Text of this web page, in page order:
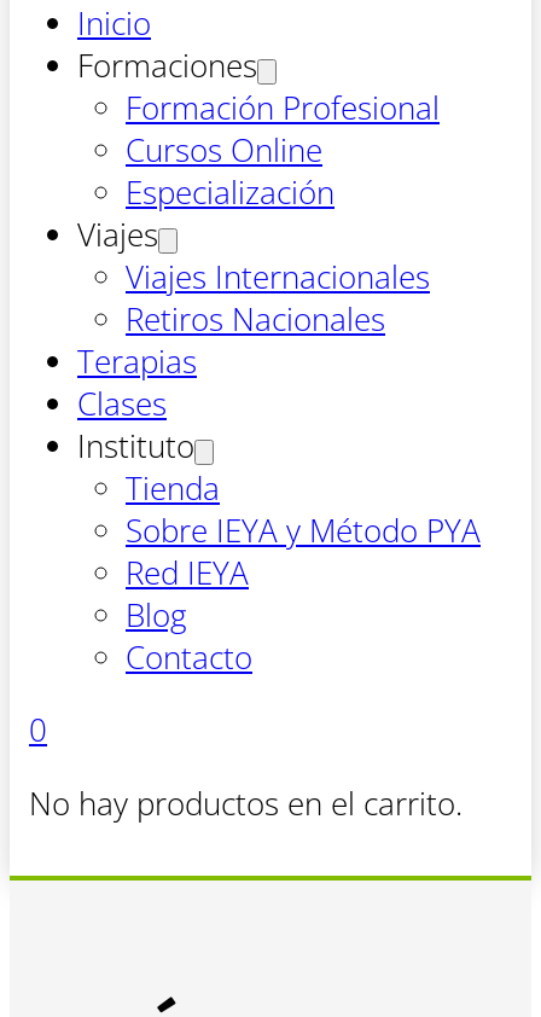
Inicio
Formaciones
Formación Profesional
Cursos Online
Especialización
Viajes
Viajes Internacionales
Retiros Nacionales
Terapias
Clases
Instituto
Tienda
Sobre IEYA y Método PYA
Red IEYA
Blog
Contacto
0
No hay productos en el carrito.